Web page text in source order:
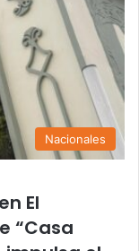
Nacionales
El
“Casa